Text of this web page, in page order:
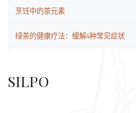
烹饪中的茶元素
绿茶的健康疗法：缓解4种常见症状
SILPO